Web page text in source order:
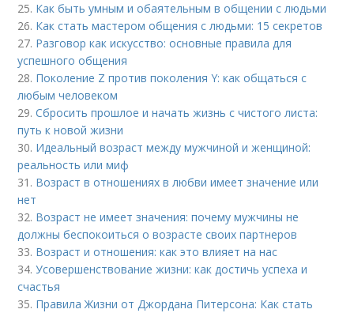
25. Как быть умным и обаятельным в общении с людьми
26. Как стать мастером общения с людьми: 15 секретов
27. Разговор как искусство: основные правила для
успешного общения
28. Поколение Z против поколения Y: как общаться с
любым человеком
29.Сбросить прошлое и начать жизнь с чистого листа:
путь к новой жизни
30. Идеальный возраст между мужчиной и женщиной:
реальность или миф
31. Возраст в отношениях в любви имеет значение или
нет
32. Возраст не имеет значения: почему мужчины не
должны беспокоиться о возрасте своих партнеров
33. Возраст и отношения: как это влияет на нас
34.Усовершенствование жизни: как достичь успеха и
счастья
35. Правила Жизни от Джордана Питерсона: Как стать